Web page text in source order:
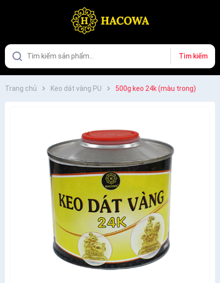
Tìm kiếm
Trang chủ Keo dát vàng PU 500g keo 24k (màu trong)